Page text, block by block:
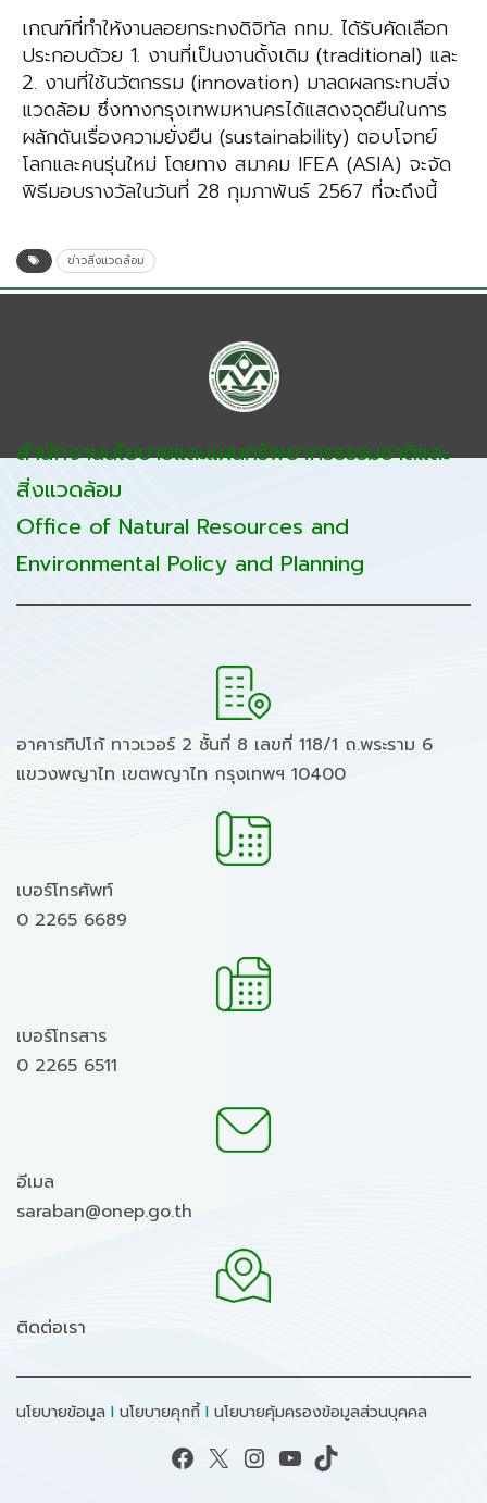
เกณฑ์ที่ทำให้งานลอยกระทงดิจิทัล กทม. ได้รับคัดเลือก
ประกอบด้วย 1. งานที่เป็นงานดั้งเดิม (traditional) และ
2. งานที่ใช้นวัตกรรม (innovation) มาลดผลกระทบสิ่ง
แวดล้อม ซึ่งทางกรุงเทพมหานครได้แสดงจุดยืนในการ
ผลักดันเรื่องความยั่งยืน (sustainability) ตอบโจทย์
โลกและคนรุ่นใหม่ โดยทาง สมาคม IFEA (ASIA) จะจัด
พิธีมอบรางวัลในวันที่ 28 กุมภาพันธ์ 2567 ที่จะถึงนี้
ข่าวสิ่งแวดล้อม
สำนักงานนโยบายและแผนทรัพยากรธรรมชาติและ
สิ่งแวดล้อม
Office of Natural Resources and
Environmental Policy and Planning
อาคารทิปโก้ ทาวเวอร์ 2 ชั้นที่ 8 เลขที่ 118/1 ถ.พระราม 6
แขวงพญาไท เขตพญาไท กรุงเทพฯ 10400
เบอร์โทรศัพท์
0 2265 6689
เบอร์โทรสาร
0 2265 6511
อีเมล
saraban@onep.go.th
ติดต่อเรา
นโยบายข้อมูล I นโยบายคุกกี้ I นโยบายคุ้มครองข้อมูลส่วนบุคคล
Facebook X Instagram YouTube TikTok